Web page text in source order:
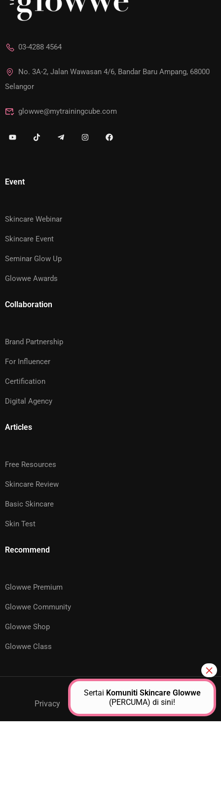
03-4288 4564
No. 3A-2, Jalan Wawasan 4/6, Bandar Baru Ampang, 68000
Selangor
glowwe@mytrainingcube.com
Event
Skincare Webinar
Skincare Event
Seminar Glow Up
Glowwe Awards
Collaboration
Brand Partnership
For Influencer
Certification
Digital Agency
Articles
Free Resources
Skincare Review
Basic Skincare
Skin Test
Recommend
Glowwe Premium
Glowwe Community
Glowwe Shop
Glowwe Class
Privacy GPM Support About Us Contact
Sertai Komuniti Skincare Glowwe
(PERCUMA) di sini!